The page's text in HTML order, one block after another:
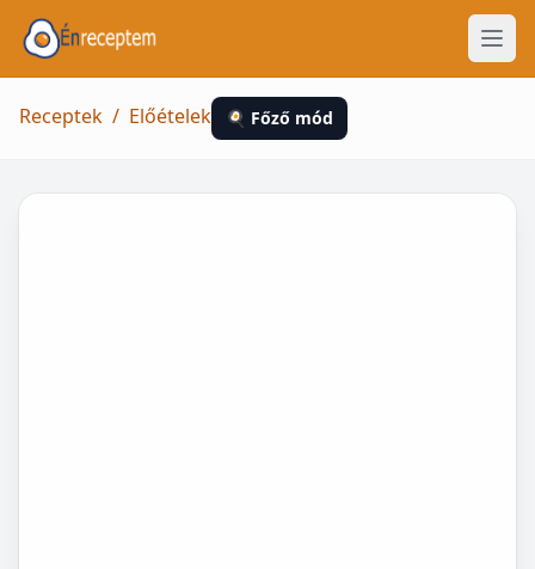
Receptek / Előételek 🍳 Főző mód